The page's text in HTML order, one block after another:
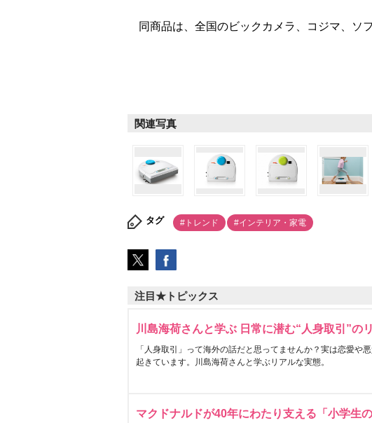
同商品は、全国のビックカメラ、コジマ、ソ
関連写真
タグ #トレンド #インテリア・家電
注目★トピックス
川島海荷さんと学ぶ 日常に潜む“人身取引”の
「人身取引」って海外の話だと思ってませんか？実は恋愛や
起きています。川島海荷さんと学ぶリアルな実態。
マクドナルドが40年にわたり支える「小学生の